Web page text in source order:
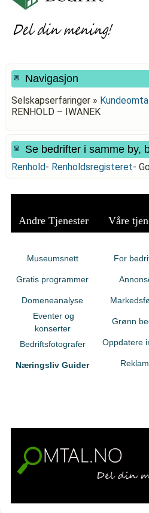
Navigasjon
Selskapserfaringer »
RENHOLD – IWANEK
Se bedrifter i samme by,
Renhold- Renholdsregisteret-
Andre Tjenester Våre
Museumsnett
Gratis programmer
Domeneanalyse
Eventer og
konserter
Bedriftsfotografer
Næringsliv Guider
For
Grønn
Oppdatere